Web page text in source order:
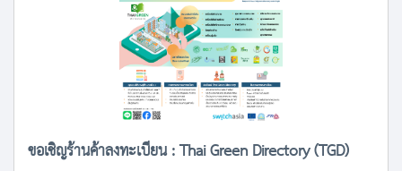
ขอเชิญร้านค้าลงทะเบียน : Thai Green Directory (TGD)